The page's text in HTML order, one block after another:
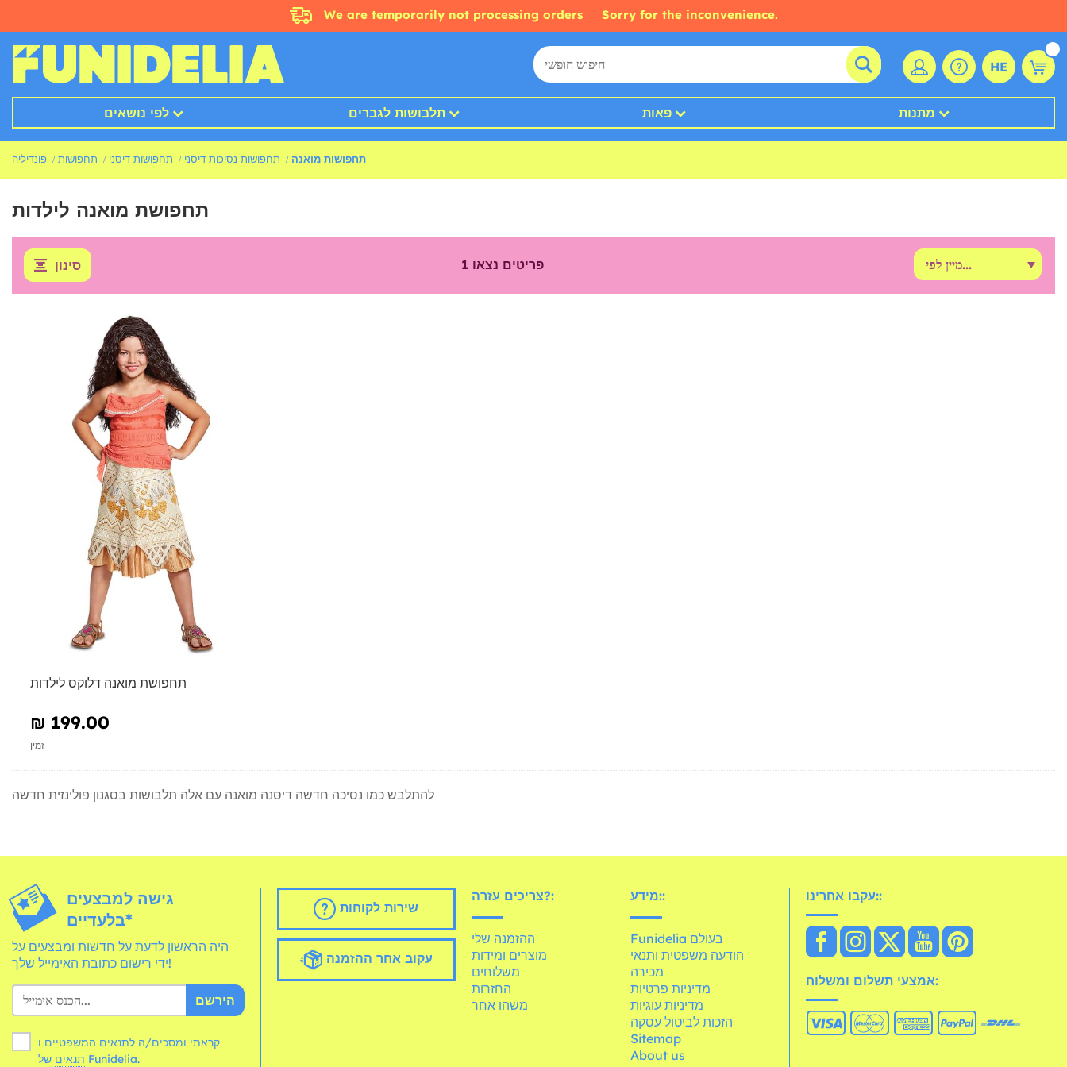
We are temporarily not processing orders Sorry for the inconvenience.
HE
לפי נושאים תלבושות לגברים פאות מתנות
פונדיליה תחפושות תחפושות דיסני תחפושות נסיכות דיסני תחפושות מואנה
תחפושת מואנה לילדות
סינון 1 פריטים נצאו
תחפושת מואנה דלוקס לילדות
₪‎ 199.00
זמין
להתלבש כמו נסיכה חדשה דיסנה מואנה עם אלה תלבושות בסגנון פולינזית חדשה
גישה למבצעים
בלעדיים*
היה הראשון לדעת על חדשות ומבצעים על
ידי רישום כתובת האימייל שלך!
הירשם
קראתי ומסכים/ה לתנאים המשפטיים ו
תנאים של Funidelia.
שירות לקוחות
עקוב אחר ההזמנה
צריכים עזרה?:
ההזמנה שלי
מוצרים ומידות
משלוחים
החזרות
משהו אחר
מידע::
Funidelia בעולם
הודעה משפטית ותנאי
מכירה
מדיניות פרטיות
מדיניות עוגיות
הזכות לביטול עסקה
Sitemap
About us
עקבו אחרינו::
אמצעי תשלום ומשלוח: